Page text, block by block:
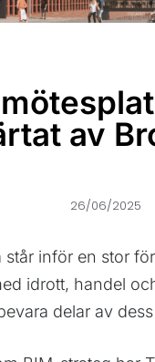
av
26/06/2025
inför en stor
idrott, handel
delar av